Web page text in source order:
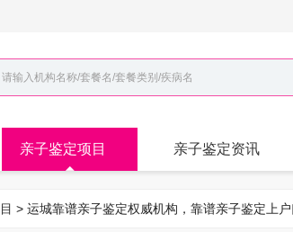
亲子鉴定项目 亲子鉴定资讯
> 运城靠谱亲子鉴定权威机构，靠谱亲子鉴定上